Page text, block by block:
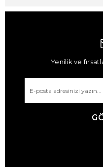
Yenilik ve